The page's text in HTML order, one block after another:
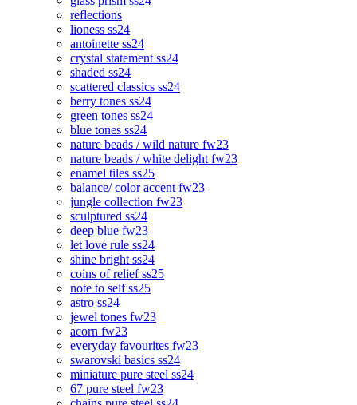
reflections
lioness ss24
antoinette ss24
crystal statement ss24
shaded ss24
scattered classics ss24
berry tones ss24
green tones ss24
blue tones ss24
nature beads / wild nature fw23
nature beads / white delight fw23
enamel tiles ss25
balance/ color accent fw23
jungle collection fw23
sculptured ss24
deep blue fw23
let love rule ss24
shine bright ss24
coins of relief ss25
note to self ss25
astro ss24
jewel tones fw23
acorn fw23
everyday favourites fw23
swarovski basics ss24
miniature pure steel ss24
67 pure steel fw23